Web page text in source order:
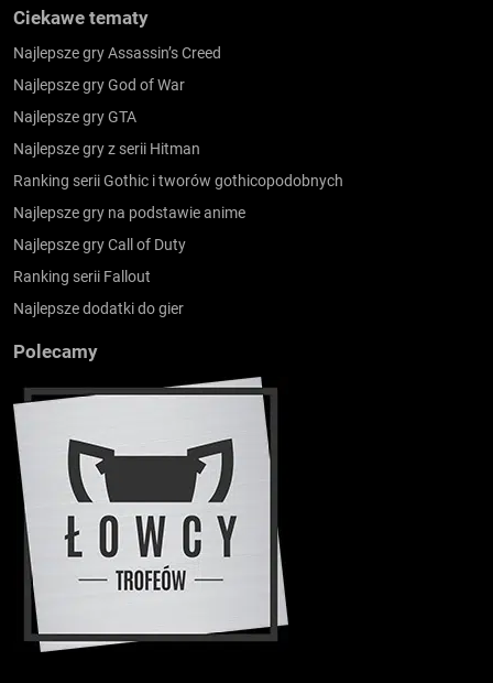
Ciekawe tematy
Najlepsze gry Assassin’s Creed
Najlepsze gry God of War
Najlepsze gry GTA
Najlepsze gry z serii Hitman
Ranking serii Gothic i tworów gothicopodobnych
Najlepsze gry na podstawie anime
Najlepsze gry Call of Duty
Ranking serii Fallout
Najlepsze dodatki do gier
Polecamy